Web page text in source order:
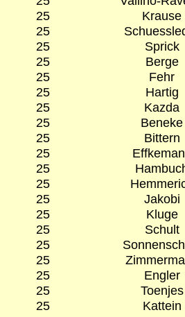
25
25
25
25
25
25
25
25
25
25
25
25
25
25
25
25
25
25
25
25
Krause
Sprick
Berge
Fehr
Hartig
Kazda
Beneke
Bittern
Jakobi
Kluge
Schult
Engler
Toenjes
Kattein